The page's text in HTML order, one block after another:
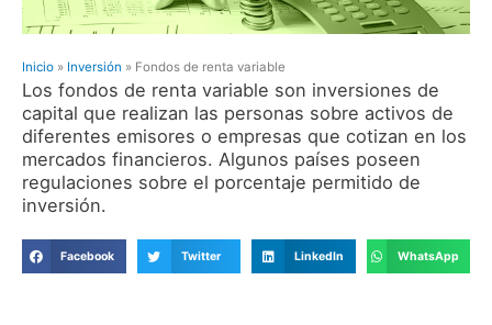
Inicio » Inversión » Fondos de renta variable
Los fondos de renta variable son inversiones de
capital que realizan las personas sobre activos de
diferentes emisores o empresas que cotizan en los
mercados financieros. Algunos países poseen
regulaciones sobre el porcentaje permitido de
inversión.
Facebook Twitter LinkedIn WhatsApp